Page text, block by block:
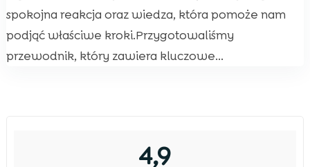
spokojna reakcja oraz wiedza, która pomoże nam
podjąć właściwe kroki.Przygotowaliśmy
przewodnik, który zawiera kluczowe...
4,9